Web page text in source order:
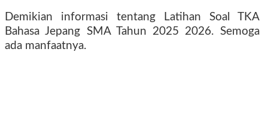
Demikian informasi tentang Latihan Soal TKA
Bahasa Jepang SMA Tahun 2025 2026. Semoga
ada manfaatnya.